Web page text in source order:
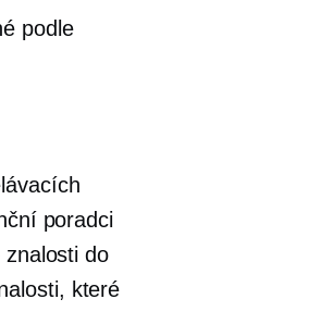
podle
poradci
do
které